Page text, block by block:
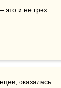
это и не грех
оказалась